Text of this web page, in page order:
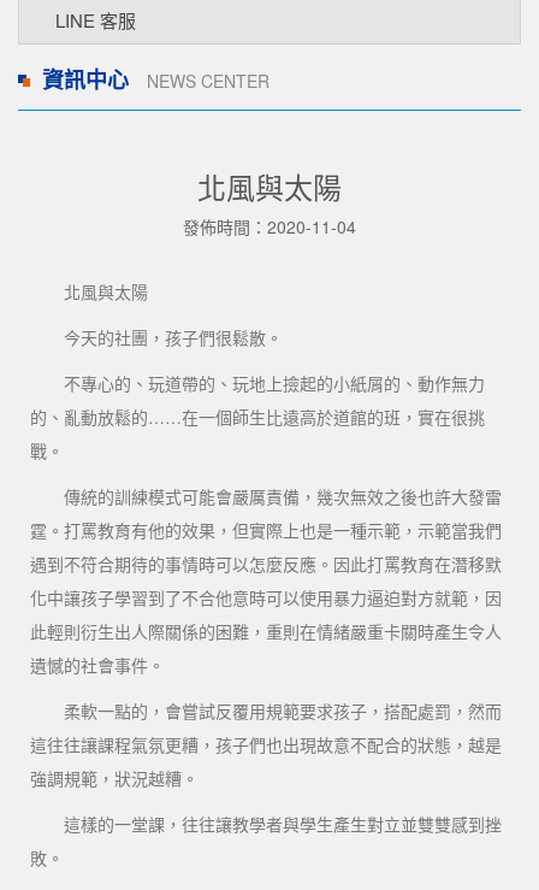
LINE 客服
資訊中心 NEWS CENTER
北風與太陽
發佈時間：2020-11-04
北風與太陽
今天的社團，孩子們很鬆散。
不專心的、玩道帶的、玩地上撿起的小紙屑的、動作無力
的、亂動放鬆的……在一個師生比遠高於道館的班，實在很挑
戰。
傳統的訓練模式可能會嚴厲責備，幾次無效之後也許大發雷
霆。打罵教育有他的效果，但實際上也是一種示範，示範當我們
遇到不符合期待的事情時可以怎麼反應。因此打罵教育在潛移默
化中讓孩子學習到了不合他意時可以使用暴力逼迫對方就範，因
此輕則衍生出人際關係的困難，重則在情緒嚴重卡關時產生令人
遺憾的社會事件。
柔軟一點的，會嘗試反覆用規範要求孩子，搭配處罰，然而
這往往讓課程氣氛更糟，孩子們也出現故意不配合的狀態，越是
強調規範，狀況越糟。
這樣的一堂課，往往讓教學者與學生產生對立並雙雙感到挫
敗。